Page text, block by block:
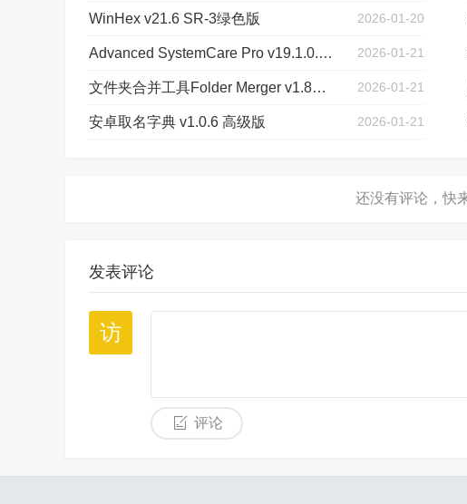
WinHex v21.6 SR-3绿色版 2026-01-20
Advanced SystemCare Pro v19.1.0.176版 2026-01-21
文件夹合并工具Folder Merger v1.8汉化版 2026-01-21
安卓取名字典 v1.0.6 高级版 2026-01-21
发表评论
评论